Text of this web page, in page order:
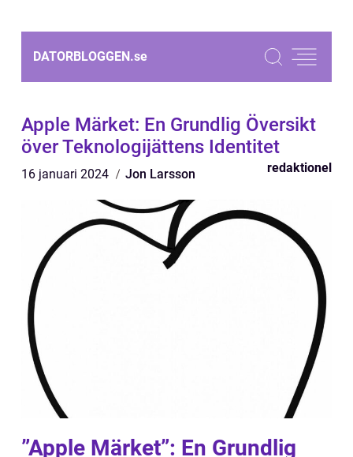
DATORBLOGGEN.se
Apple Märket: En Grundlig Översikt
över Teknologijättens Identitet
16 januari 2024 Jon Larsson redaktionel
”Apple Märket”: En Grundlig